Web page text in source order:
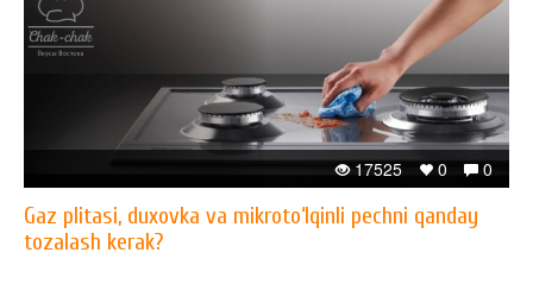
0
0
17525
Gaz plitasi, duxovka va mikroto‘lqinli pechni qanday
tozalash kerak?